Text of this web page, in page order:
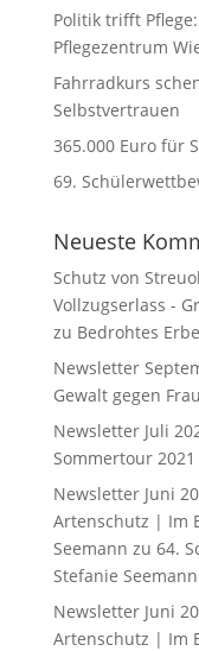
Politik trifft
Pflegezentrum
Fahrradkurs
Selbstvertrauen
365.000 Euro für
69.
Neueste
Schutz von
Vollzugserlass -
zu Bedrohtes
Newsletter
Gewalt gegen
Newsletter Juli
Sommertour
Newsletter Juni
Artenschutz | Im
Seemann zu 64.
Stefanie
Newsletter Juni
Artenschutz | Im